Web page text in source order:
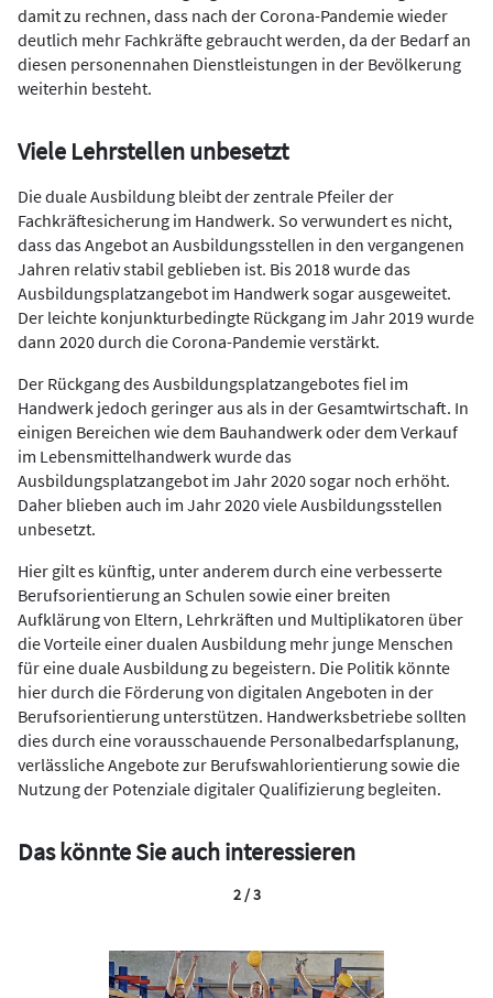
damit zu rechnen, dass nach der Corona-Pandemie wieder
deutlich mehr Fachkräfte gebraucht werden, da der Bedarf an
diesen personennahen Dienstleistungen in der Bevölkerung
weiterhin besteht.
Viele Lehrstellen unbesetzt
Die duale Ausbildung bleibt der zentrale Pfeiler der
Fachkräftesicherung im Handwerk. So verwundert es nicht,
dass das Angebot an Ausbildungsstellen in den vergangenen
Jahren relativ stabil geblieben ist. Bis 2018 wurde das
Ausbildungsplatzangebot im Handwerk sogar ausgeweitet.
Der leichte konjunkturbedingte Rückgang im Jahr 2019 wurde
dann 2020 durch die Corona-Pandemie verstärkt.
Der Rückgang des Ausbildungsplatzangebotes fiel im
Handwerk jedoch geringer aus als in der Gesamtwirtschaft. In
einigen Bereichen wie dem Bauhandwerk oder dem Verkauf
im Lebensmittelhandwerk wurde das
Ausbildungsplatzangebot im Jahr 2020 sogar noch erhöht.
Daher blieben auch im Jahr 2020 viele Ausbildungsstellen
unbesetzt.
Hier gilt es künftig, unter anderem durch eine verbesserte
Berufsorientierung an Schulen sowie einer breiten
Aufklärung von Eltern, Lehrkräften und Multiplikatoren über
die Vorteile einer dualen Ausbildung mehr junge Menschen
für eine duale Ausbildung zu begeistern. Die Politik könnte
hier durch die Förderung von digitalen Angeboten in der
Berufsorientierung unterstützen. Handwerksbetriebe sollten
dies durch eine vorausschauende Personalbedarfsplanung,
verlässliche Angebote zur Berufswahlorientierung sowie die
Nutzung der Potenziale digitaler Qualifizierung begleiten.
Das könnte Sie auch interessieren
2 / 3